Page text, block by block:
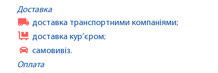
Доставка
доставка транспортними компаніями;
доставка кур’єром;
самовивіз.
Оплата